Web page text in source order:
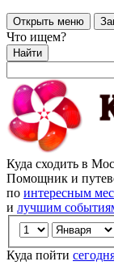
Открыть меню
Что ищем?
Найти
Куда сходить в
Помощник и
по интересным
и лучшим
Куда пойти